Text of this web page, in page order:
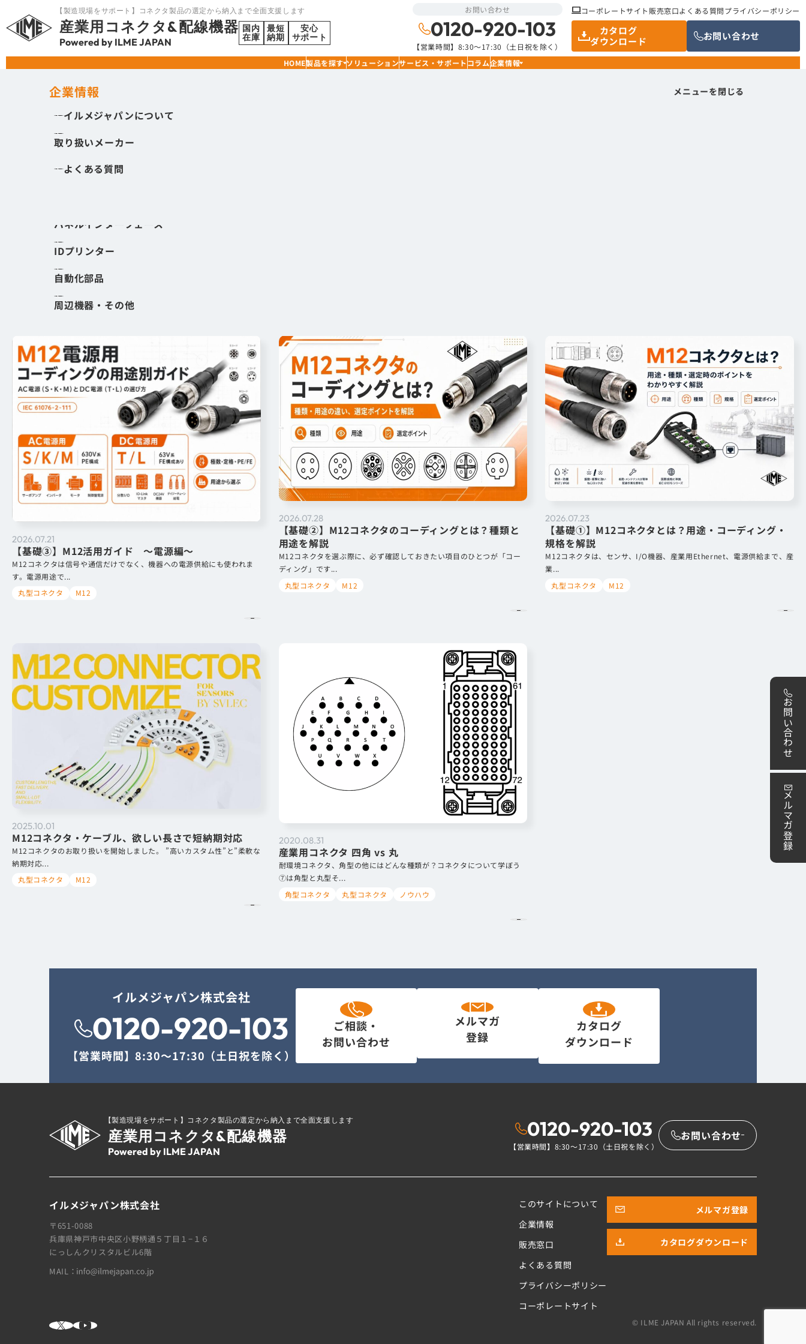
【製造現場をサポート】コネクタ製品の選定から納入まで全面支援します
産業用コネクタ&配線機器
Powered by ILME JAPAN
国内
在庫
最短
納期
安心
サポート
お問い合わせ
0120-920-103
【営業時間】8:30〜17:30（土日祝を除く）
カタログ
ダウンロード
お問い合わせ
HOME製品を探す
製品を探す メニューを閉じる
角型コネクタ
丸型コネクタ
I/Oモジュール
パネルインターフェース
IDプリンター
自動化部品
周辺機器・その他
ソリューションサービス・サポートコラム企業情報
企業情報 メニューを閉じる
イルメジャパンについて
取り扱いメーカー
よくある質問
コーポレートサイト 販売窓口よくある質問プライバシーポリシー
お問い合わせ
メルマガ登録
製品・サービスをキーワードから検索
角型コネクタ
丸型コネクタ
2026.07.21
【基礎③】M12活用ガイド 〜電源編〜
M12コネクタは信号や通信だけでなく、機器への電源供給にも使われま
す。電源用途で...
丸型コネクタ
M12
2026.07.28
【基礎②】M12コネクタのコーディングとは？種類と
用途を解説
M12コネクタを選ぶ際に、必ず確認しておきたい項目のひとつが「コー
ディング」です...
丸型コネクタ
M12
2026.07.23
【基礎①】M12コネクタとは？用途・コーディング・
規格を解説
M12コネクタは、センサ、I/O機器、産業用Ethernet、電源供給まで、産
業...
丸型コネクタ
M12
2025.10.01
M12コネクタ・ケーブル、欲しい長さで短納期対応
M12コネクタのお取り扱いを開始しました。 ”高いカスタム性”と”柔軟な
納期対応...
丸型コネクタ
M12
2020.08.31
産業用コネクタ 四角 vs 丸
耐環境コネクタ、角型の他にはどんな種類が？コネクタについて学ぼう
⑦は角型と丸型そ...
角型コネクタ
丸型コネクタ ノウハウ
イルメジャパン株式会社
0120-920-103
【営業時間】8:30〜17:30（土日祝を除く）
ご相談・
お問い合わせ
メルマガ
登録
カタログ
ダウンロード
【製造現場をサポート】 コネクタ製品の選定から納入まで全面支援します
産業用コネクタ&配線機器
Powered by ILME JAPAN
0120-920-103
【営業時間】8:30〜17:30（土日祝を除く）
お問い合わせ
イルメジャパン株式会社
〒651-0088
兵庫県神戸市中央区小野柄通５丁目１−１６
にっしんクリスタルビル6階
MAIL：
このサイトについて
企業情報
販売窓口
よくある質問
プライバシーポリシー
コーポレートサイト
メルマガ登録
カタログダウンロード
© ILME JAPAN All rights reserved.